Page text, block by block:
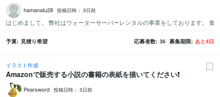
hamanatu28 投稿日時： 3日前
予算 見積り希望 応募者数 36 募集期限 あと4日
イラスト作成
Amazonで販売する小説の書籍の表紙を描いてください❗
Pearsword 投稿日時： 3日前